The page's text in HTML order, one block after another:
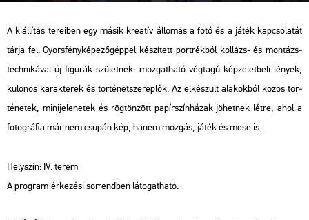
A ki­ál­lí­tás te­re­i­ben egy másik kre­a­tív ál­lo­más a fotó és a játék kap­cso­la­tát
tárja fel. Gyors­fény­ké­pe­ző­gép­pel ké­szí­tett port­rék­ból kol­lázs- és mon­tázs­
tech­ni­ká­val új fi­gu­rák szü­let­nek: moz­gat­ha­tó vég­ta­gú kép­ze­let­be­li lé­nyek,
kü­lö­nös ka­rak­te­rek és tör­té­net­sze­rep­lők. Az el­ké­szült ala­kok­ból közös tör­
té­ne­tek, mi­ni­je­le­ne­tek és rög­tön­zött pa­pír­szín­há­zak jö­het­nek létre, ahol a
fo­tog­rá­fia már nem csu­pán kép, hanem moz­gás, játék és mese is.
Hely­szín: IV. terem
A prog­ram ér­ke­zé­si sor­rend­ben lá­to­gat­ha­tó.